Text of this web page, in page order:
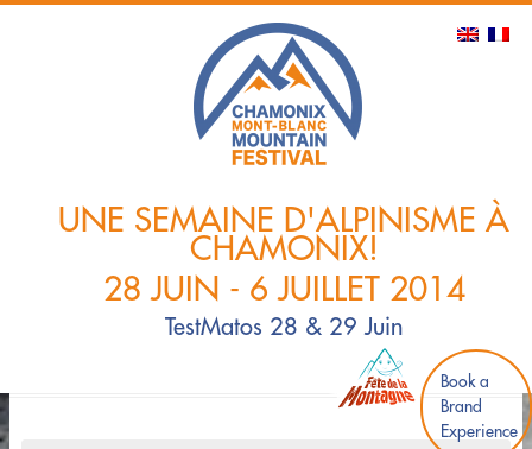
UNE SEMAINE D'ALPINISME À
CHAMONIX!
28 JUIN - 6 JUILLET 2014
TestMatos 28 & 29 Juin
Book a
Brand
Experience